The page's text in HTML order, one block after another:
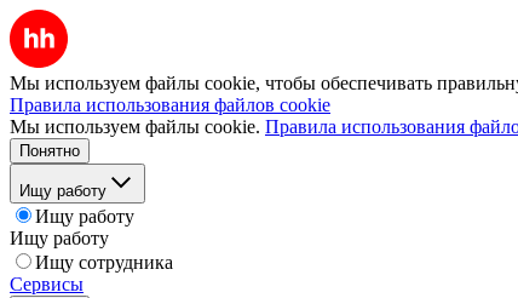
Мы используем файлы cookie, чтобы обеспечивать
Правила использования файлов cookie
Мы используем файлы cookie. Правила использования
Понятно
Ищу работу
Ищу работу
Ищу работу
Ищу сотрудника
Сервисы